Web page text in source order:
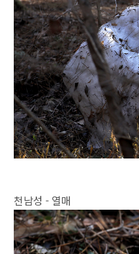
천남성 - 열매